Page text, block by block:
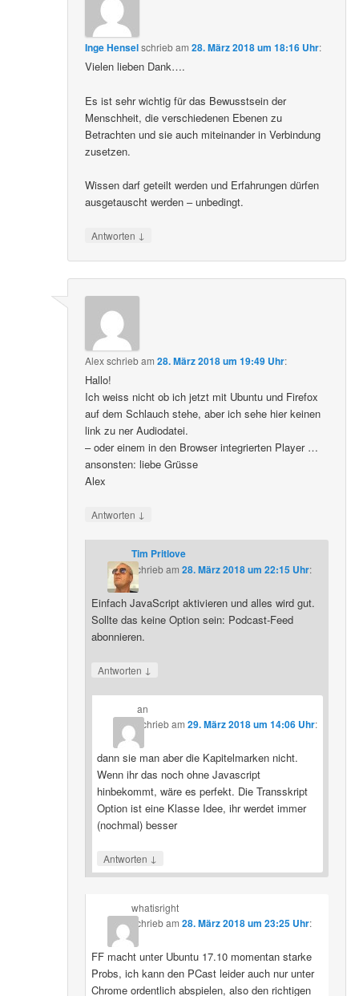
Inge Henselschriebam28. März 2018 um 18:16 Uhr:
Vielen lieben Dank….
Es ist sehr wichtig für das Bewusstsein der
Menschheit, die verschiedenen Ebenen zu
Betrachten und sie auch miteinander in Verbindung
zusetzen.
Wissen darf geteilt werden und Erfahrungen dürfen
ausgetauscht werden – unbedingt.
Antworten ↓
Alexschriebam28. März 2018 um 19:49 Uhr:
Hallo!
Ich weiss nicht ob ich jetzt mit Ubuntu und Firefox
auf dem Schlauch stehe, aber ich sehe hier keinen
link zu ner Audiodatei.
– oder einem in den Browser integrierten Player …
ansonsten: liebe Grüsse
Alex
Antworten ↓
Tim Pritlove
schriebam 28. März 2018 um 22:15 Uhr:
Einfach JavaScript aktivieren und alles wird gut.
Sollte das keine Option sein: Podcast-Feed
abonnieren.
Antworten ↓
an
schriebam29. März 2018 um 14:06 Uhr:
dann sie man aber die Kapitelmarken nicht.
Wenn ihr das noch ohne Javascript
hinbekommt, wäre es perfekt. Die Transskript
Option ist eine Klasse Idee, ihr werdet immer
(nochmal) besser
Antworten ↓
whatisright
schriebam 28. März 2018 um 23:25 Uhr:
FF macht unter Ubuntu 17.10 momentan starke
Probs, ich kann den PCast leider auch nur unter
Chrome ordentlich abspielen, also den richtigen